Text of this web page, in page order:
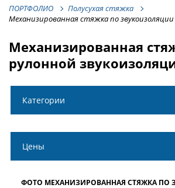
ПОРТФОЛИО
Полусухая стяжка
Механизированная стяжка по звукоизоляции
Механизированная
рулонной
Категории
Цены
ФОТО МЕХАНИЗИРОВАННАЯ СТЯЖКА ПО